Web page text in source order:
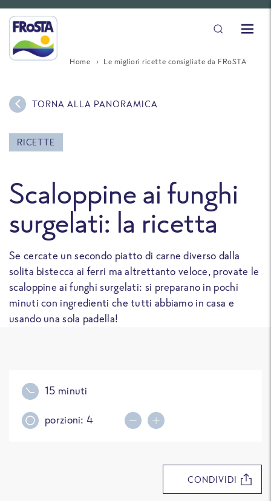
Home Le migliori ricette consigliate da FRoSTA
RICETTE
Scaloppine ai funghi
surgelati: la ricetta
Se cercate un secondo piatto di carne diverso dalla
solita bistecca ai ferri ma altrettanto veloce, provate le
scaloppine ai funghi surgelati: si preparano in pochi
minuti con ingredienti che tutti abbiamo in casa e
usando una sola padella!
TORNA ALLA PANORAMICA
15 minuti
porzioni: 4
CONDIVIDI